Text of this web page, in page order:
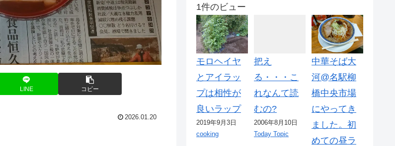
LINE コピー
2026.01.20
1件のビュー
モロヘイヤ
とアイラッ
プは相性が
良いラップ
2019年9月3日
cooking
把え
る・・・こ
れなんて読
むの?
2006年8月10日
Today Topic
中華そば大
河@名駅柳
橋中央市場
にやってき
ました。初
めての昼ラ